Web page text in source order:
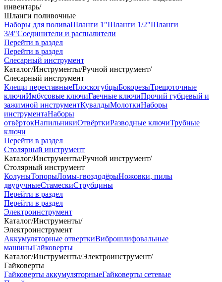
инвентарь/
Шланги поливочные
Наборы для поливаШланги 1"Шланги 1/2"Шланги
3/4"Соединители и распылители
Перейти в раздел
Перейти в раздел
Слесарный инструмент
Каталог/Инструменты/Ручной инструмент/
Слесарный инструмент
Клещи переставныеПлоскогубцыБокорезыТрещоточные
ключиИмбусовые ключиГаечные ключиПрочий губцевый и
зажимной инструментКувалдыМолоткиНаборы
инструментаНаборы
отвёртокНапильникиОтвёрткиРазводные ключиТрубные
ключи
Перейти в раздел
Столярный инструмент
Каталог/Инструменты/Ручной инструмент/
Столярный инструмент
КолуныТопорыЛомы-гвоздодёрыНожовки, пилы
двуручныеСтамескиСтрубцины
Перейти в раздел
Перейти в раздел
Электроинструмент
Каталог/Инструменты/
Электроинструмент
Аккумуляторные отверткиВиброшлифовальные
машиныГайковерты
Каталог/Инструменты/Электроинструмент/
Гайковерты
Гайковерты аккумуляторныеГайковерты сетевые